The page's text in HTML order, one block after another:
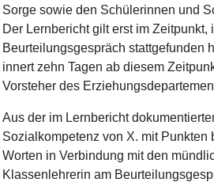
Sorge sowie den Schülerinnen und
Der Lernbericht gilt erst im Zeitpunkt,
Beurteilungsgespräch stattgefunden
innert zehn Tagen ab diesem
Vorsteher des
Aus der im Lernbericht
Sozialkompetenz von X. mit Punkten
Worten in Verbindung mit den
Klassenlehrerin am